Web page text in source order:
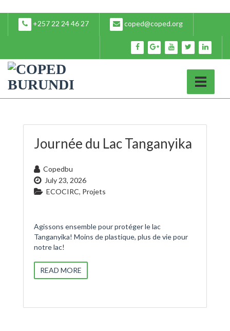
+257 22 24 46 27 coped@coped.org
Journée du Lac Tanganyika
Copedbu
July 23, 2026
ECOCIRC, Projets
Agissons ensemble pour protéger le lac
Tanganyika! Moins de plastique, plus de vie pour
notre lac!
READ MORE